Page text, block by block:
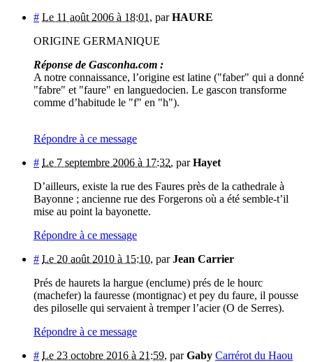
# Le 11 août 2006 à 18:01 , parHAURE
ORIGINE GERMANIQUE
Réponse de Gasconha.com :
A notre connaissance, l’origine est latine ("faber" qui a donné
"fabre" et "faure" en languedocien. Le gascon transforme
comme d’habitude le "f" en "h").
Répondre à ce message
# Le 7 septembre 2006 à 17:32, parHayet
D’ailleurs, existe la rue des Faures près de la cathedrale à
Bayonne ; ancienne rue des Forgerons où a été semble-t’il
mise au point la bayonette.
Répondre à ce message
# Le 20 août 2010 à 15:10, parJean Carrier
Prés de haurets la hargue (enclume) prés de le hourc
(machefer) la fauresse (montignac) et pey du faure, il pousse
des piloselle qui servaient à tremper l’acier (O de Serres).
Répondre à ce message
# Le 23 octobre 2016 à 21:59, parGaby Carrérot du Haou